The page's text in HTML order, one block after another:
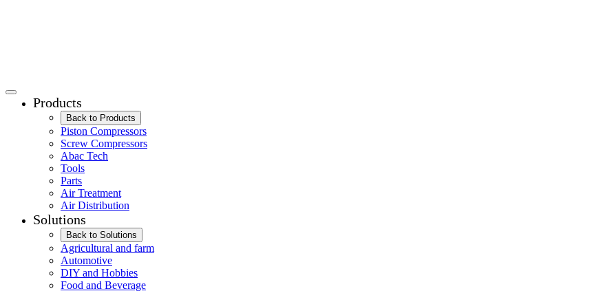
Products
Back to Products
Piston Compressors
Screw Compressors
Abac Tech
Tools
Parts
Air Treatment
Air Distribution
Solutions
Back to Solutions
Agricultural and farm
Automotive
DIY and Hobbies
Food and Beverage